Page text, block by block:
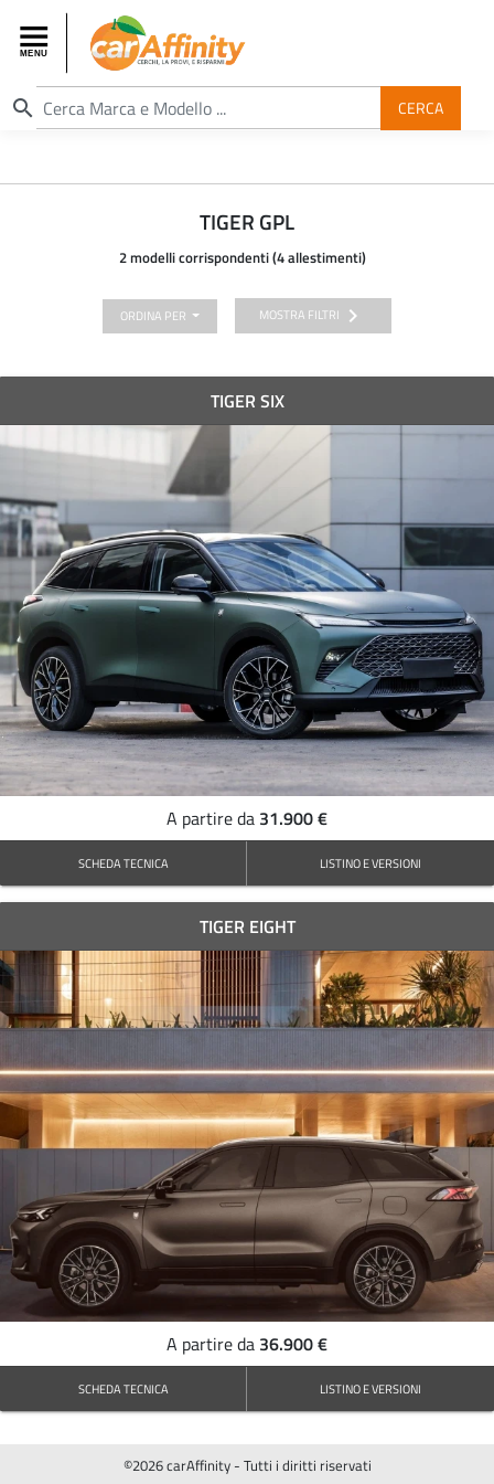
search CERCA
TIGER GPL
2 modelli corrispondenti (4 allestimenti)
ORDINA PER MOSTRA FILTRI chevron_right
TIGER SIX
A partire da 31.900 €
SCHEDA TECNICA LISTINO E VERSIONI
TIGER EIGHT
A partire da 36.900 €
SCHEDA TECNICA LISTINO E VERSIONI
©2026 carAffinity - Tutti i diritti riservati